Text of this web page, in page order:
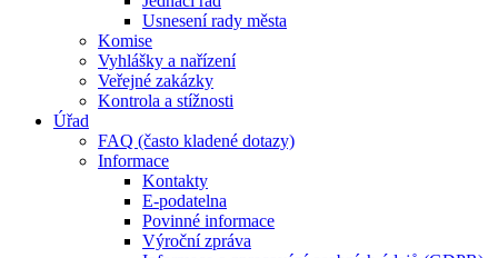
Usnesení rady města
Komise
Vyhlášky a nařízení
Veřejné zakázky
Kontrola a stížnosti
Úřad
FAQ (často kladené dotazy)
Informace
Kontakty
E-podatelna
Povinné informace
Výroční zpráva